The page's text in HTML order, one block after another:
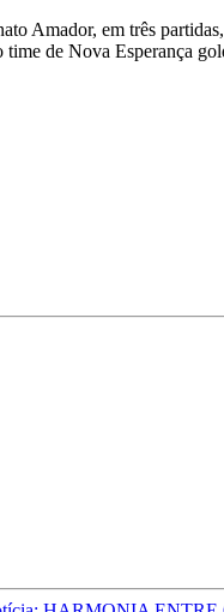
Amador, em três
de Nova Esperança